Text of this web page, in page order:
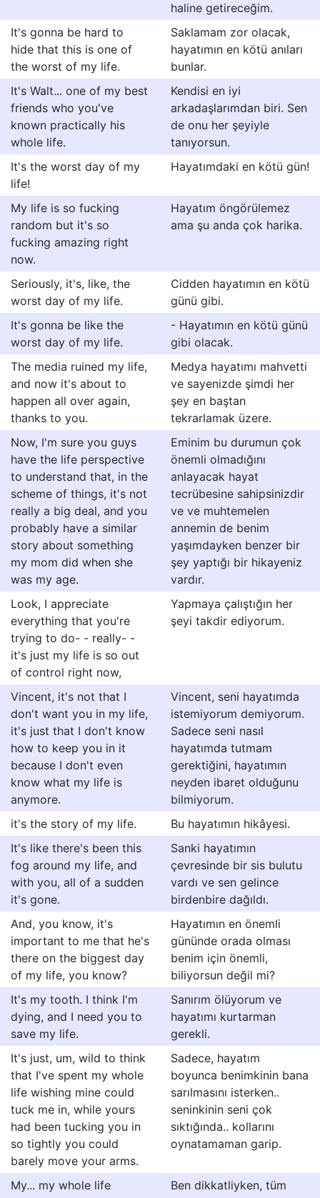
haline getireceğim.
It's gonna be hard to
hide that this is one of
the worst of my life.
Saklamam zor olacak,
hayatımın en kötü anıları
bunlar.
It's Walt... one of my best
friends who you've
known practically his
whole life.
Kendisi en iyi
arkadaşlarımdan biri. Sen
de onu her şeyiyle
tanıyorsun.
It's the worst day of my
life!
Hayatımdaki en kötü gün!
My life is so fucking
random but it's so
fucking amazing right
now.
Hayatım öngörülemez
ama şu anda çok harika.
Seriously, it's, like, the
worst day of my life.
Cidden hayatımın en kötü
günü gibi.
It's gonna be like the
worst day of my life.
- Hayatımın en kötü günü
gibi olacak.
The media ruined my life,
and now it's about to
happen all over again,
thanks to you.
Medya hayatımı mahvetti
ve sayenizde şimdi her
şey en baştan
tekrarlamak üzere.
Now, I'm sure you guys
have the life perspective
to understand that, in the
scheme of things, it's not
really a big deal, and you
probably have a similar
story about something
my mom did when she
was my age.
Eminim bu durumun çok
önemli olmadığını
anlayacak hayat
tecrübesine sahipsinizdir
ve ve muhtemelen
annemin de benim
yaşımdayken benzer bir
şey yaptığı bir hikayeniz
vardır.
Look, I appreciate
everything that you're
trying to do- - really- -
it's just my life is so out
of control right now,
Yapmaya çalıştığın her
şeyi takdir ediyorum.
Vincent, it's not that I
don't want you in my life,
it's just that I don't know
how to keep you in it
because I don't even
know what my life is
anymore.
Vincent, seni hayatımda
istemiyorum demiyorum.
Sadece seni nasıl
hayatımda tutmam
gerektiğini, hayatımın
neyden ibaret olduğunu
bilmiyorum.
it's the story of my life.
Bu hayatımın hikâyesi.
It's like there's been this
fog around my life, and
with you, all of a sudden
it's gone.
Sanki hayatımın
çevresinde bir sis bulutu
vardı ve sen gelince
birdenbire dağıldı.
And, you know, it's
important to me that he's
there on the biggest day
of my life, you know?
Hayatımın en önemli
gününde orada olması
benim için önemli,
biliyorsun değil mi?
It's my tooth. I think I'm
dying, and I need you to
save my life.
Sanırım ölüyorum ve
hayatımı kurtarman
gerekli.
It's just, um, wild to think
that I've spent my whole
life wishing mine could
tuck me in, while yours
had been tucking you in
so tightly you could
barely move your arms.
Sadece, hayatım
boyunca benimkinin bana
sarılmasını isterken..
seninkinin seni çok
sıktığında.. kollarını
oynatamaman garip.
My... my whole life
Ben dikkatliyken, tüm